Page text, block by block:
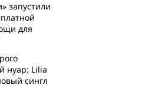
запустили
для
нуар: Lilia
сингл